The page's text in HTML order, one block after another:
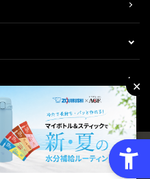
要ご利用規約会員規約
✕